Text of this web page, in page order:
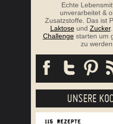
Echte
unverarbeitet &
Zusatzstoffe. Das ist
Laktoseund Zucker
Challengestarten um
zu werden.
UNSERE